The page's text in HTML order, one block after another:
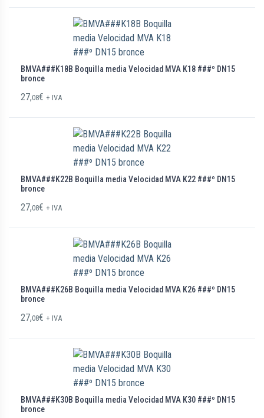
BMVA###K18B Boquilla media Velocidad MVA K18 ###º DN15
bronce
27,08€ + IVA
BMVA###K22B Boquilla media Velocidad MVA K22 ###º DN15
bronce
27,08€ + IVA
BMVA###K26B Boquilla media Velocidad MVA K26 ###º DN15
bronce
27,08€ + IVA
BMVA###K30B Boquilla media Velocidad MVA K30 ###º DN15
bronce